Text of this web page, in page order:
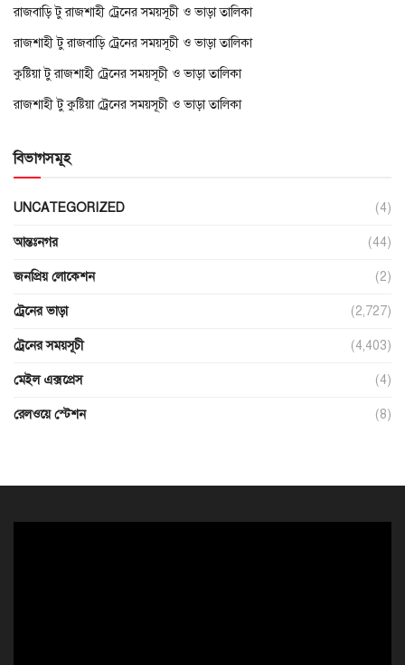
রাজবাড়ি টু রাজশাহী ট্রেনের সময়সূচী ও ভাড়া তালিকা
রাজশাহী টু রাজবাড়ি ট্রেনের সময়সূচী ও ভাড়া তালিকা
কুষ্টিয়া টু রাজশাহী ট্রেনের সময়সূচী ও ভাড়া তালিকা
রাজশাহী টু কুষ্টিয়া ট্রেনের সময়সূচী ও ভাড়া তালিকা
বিভাগসমূহ
UNCATEGORIZED (4)
আন্তঃনগর (44)
জনপ্রিয় লোকেশন (2)
ট্রেনের ভাড়া (2,727)
ট্রেনের সময়সূচী (4,403)
মেইল এক্সপ্রেস (4)
রেলওয়ে স্টেশন (8)